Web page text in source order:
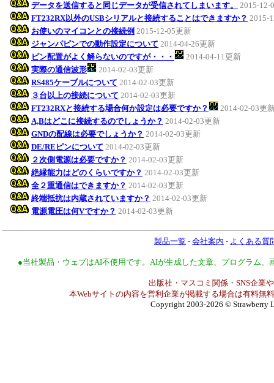
データを送信すると同じデータが受信されてしまいます。
2015-12-
FT232RX以外のUSBシリアルと接続することはできますか？ 2015-
お使いのマイコンとの接続例 2015-12-05更新
ジャンパピンでの動作設定について 2014-04-26更新
ピン配置がよく解らないのですが・・・
2014-04-11更新
実際の通信波形
2014-02-03更新
RS485ケーブルについて 2014-02-03更新
３台以上の接続について 2014-02-03更新
FT232RXと接続する場合何か設定は必要ですか？
2014-02-03更
A,Bはどこに接続するのでしょうか？ 2014-02-03更新
GNDの配線は必要でしょうか？ 2014-02-03更新
DE/REピンについて 2014-02-03更新
２次側電源は必要ですか？ 2014-02-03更新
絶縁能力はどのくらいですか？ 2014-02-03更新
全２重通信はできますか？ 2014-02-03更新
終端抵抗は内蔵されていますか？ 2014-02-03更新
電源電圧は何Vですか？ 2014-02-03更新
製品一覧 - 会社案内 - よくある質
●当社製品・ウェブはAI不使用です。AIが生成した文章、プログラム
出版社・マスコミ関係・SNS企業
本Webサイトの内容を営利企業が掲載する場合は有料無
Copyright 2003-2026 © Strawberry